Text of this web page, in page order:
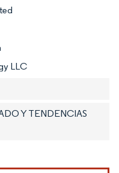
LLC
Y TENDENCIAS